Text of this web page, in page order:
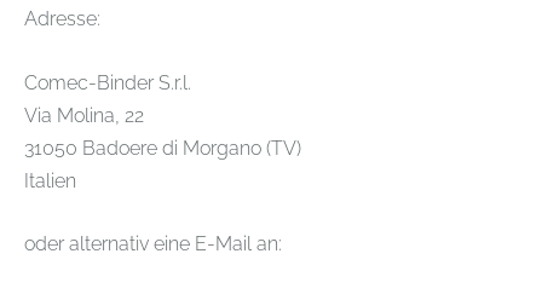
Adresse:
Comec-Binder S.r.l.
Via Molina, 22
31050 Badoere di Morgano (TV)
Italien
oder alternativ eine E-Mail an: